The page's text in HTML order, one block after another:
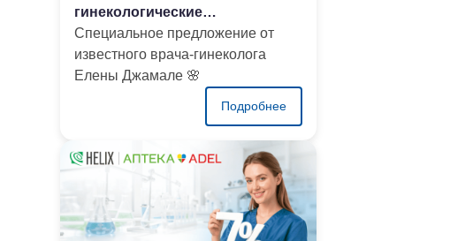
гинекологические
исследования
Cпециальное предложение от
известного врача-гинеколога
Елены Джамале 🌸
Подробнее